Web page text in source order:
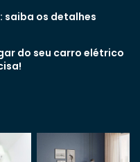
saiba os detalhes
do seu carro elétrico